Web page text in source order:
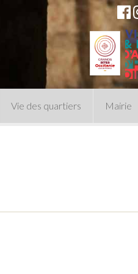
Vie des quartiers Mairie